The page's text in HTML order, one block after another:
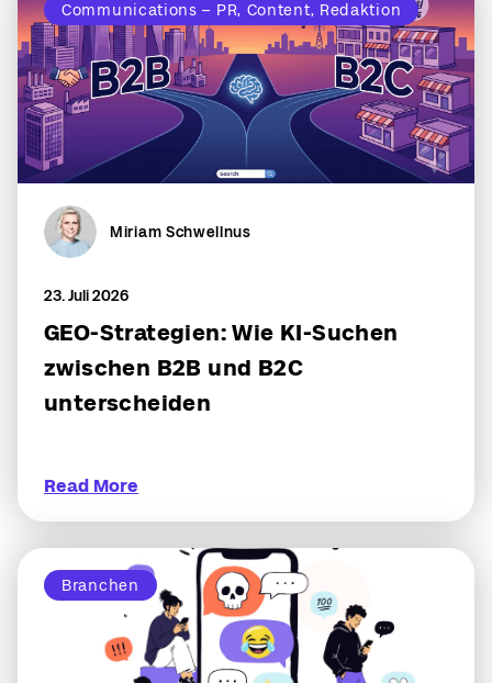
Communications – PR, Content, Redaktion
Miriam Schwellnus
23. Juli 2026
GEO-Strategien: Wie KI-Suchen
zwischen B2B und B2C
unterscheiden
Read More
Branchen